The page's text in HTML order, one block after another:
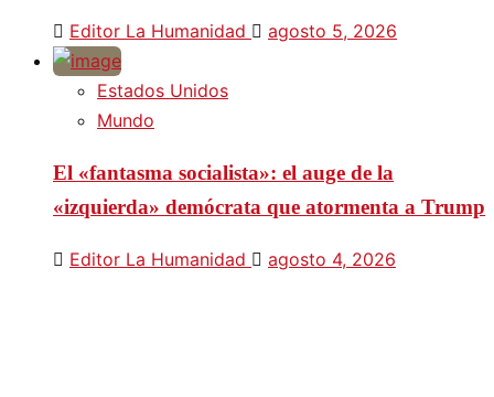
Editor La Humanidad agosto 5, 2026
Estados Unidos
Mundo
El «fantasma socialista»: el auge de la
«izquierda» demócrata que atormenta a Trump
Editor La Humanidad agosto 4, 2026